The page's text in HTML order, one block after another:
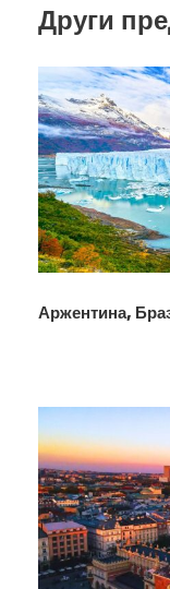
Други
Аржентина,